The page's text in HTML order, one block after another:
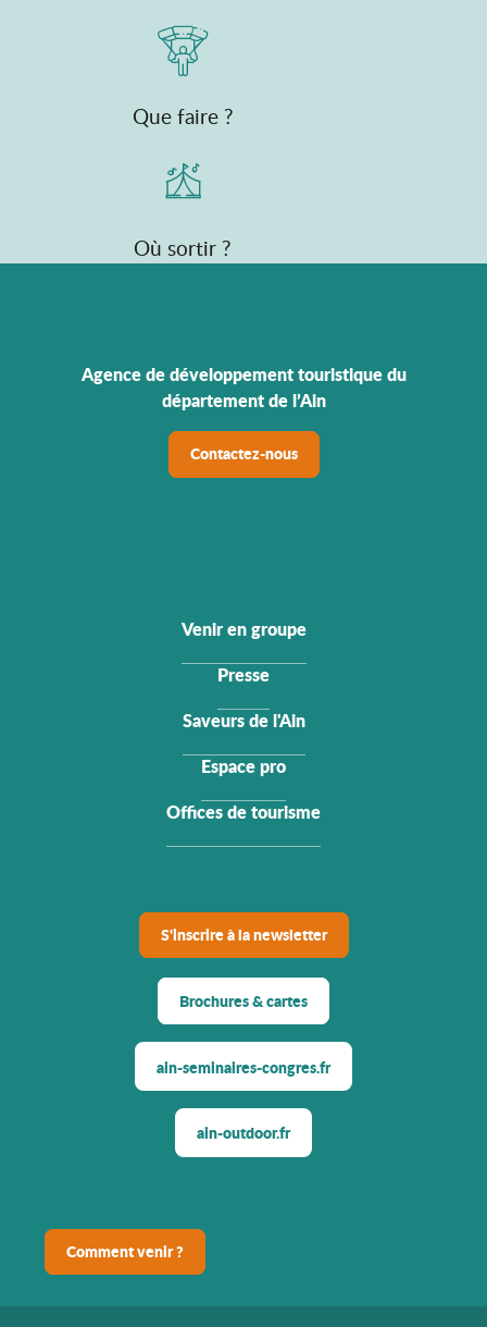
Que faire ?
Où sortir ?
Agence de développement touristique du
département de l’Ain
Contactez-nous
Venir en groupe
Presse
Saveurs de l'Ain
Espace pro
Offices de tourisme
S'inscrire à la newsletter
Brochures & cartes
ain-seminaires-congres.fr
ain-outdoor.fr
Comment venir ?